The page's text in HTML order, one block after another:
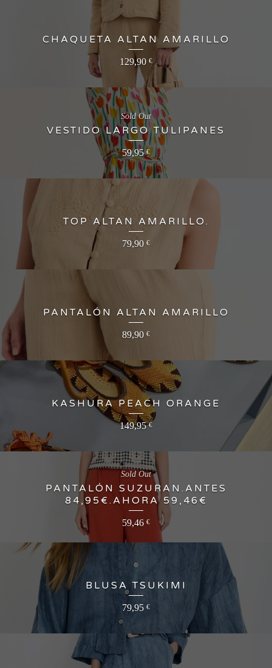
CHAQUETA ALTAN AMARILLO
129,90 €
VESTIDO LARGO TULIPANES
59,95€
Sold Out
TOP ALTAN AMARILLO.
79,90 €
PANTALÓN ALTAN AMARILLO
89,90 €
KASHURA PEACH ORANGE
149,95€
PANTALÓN SUZURAN.ANTES
84,95€.AHORA 59,46€
59,46 €
Sold Out
BLUSA TSUKIMI
79,95 €